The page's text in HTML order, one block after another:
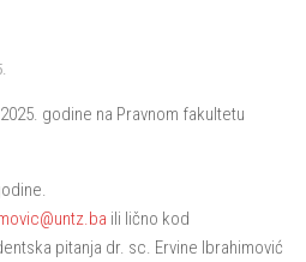
godine na Pravnom fakultetu
ili lično kod
pitanja dr. sc. Ervine Ibrahimović